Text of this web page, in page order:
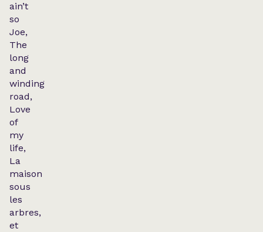
ain’t
so
Joe,
The
long
and
winding
road,
Love
of
my
life,
La
maison
sous
les
arbres,
et